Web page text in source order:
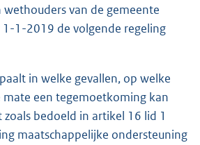
wethouders van de gemeente
1-2019 de volgende regeling
in welke gevallen, op welke
mate een tegemoetkoming kan
bedoeld in artikel 16 lid 1
maatschappelijke ondersteuning